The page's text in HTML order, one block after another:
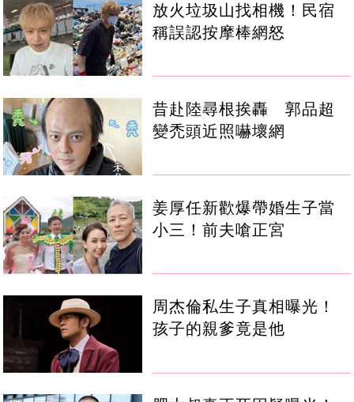
放火垃圾山找相機！民宿
稱誤認按摩棒網怒
昔赴陸尋根挨轟 郭品超
變禿頭近照嚇壞網
姜厚任新歡爆帶婚生子當
小三！前夫嗆正宮
周杰倫私生子真相曝光！
孩子的親爹竟是他